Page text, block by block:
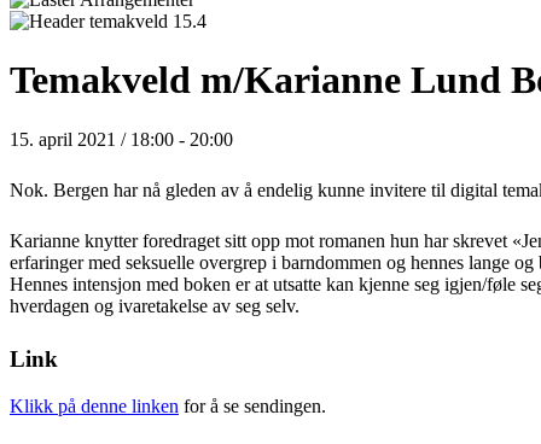
Temakveld m/Karianne Lund
15. april 2021 / 18:00 - 20:00
Nok. Bergen har nå gleden av å endelig kunne invitere til digital
Karianne knytter foredraget sitt opp mot romanen hun har skrevet
erfaringer med seksuelle overgrep i barndommen og hennes lange
Hennes intensjon med boken er at utsatte kan kjenne seg igjen/føle
hverdagen og ivaretakelse av seg selv.
Link
Klikk på denne linken for å se sendingen.